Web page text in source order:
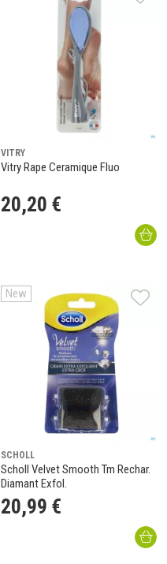
VITRY
Vitry Rape Ceramique Fluo
20,20 €
New
SCHOLL
Scholl Velvet Smooth Tm Rechar.
Diamant Exfol.
20,99 €